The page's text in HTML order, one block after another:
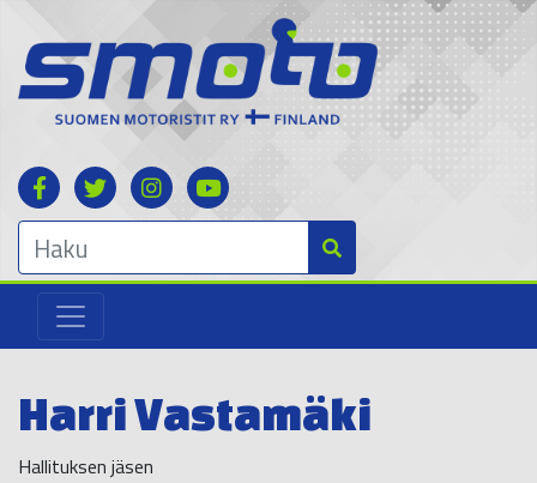
Harri Vastamäki
Hallituksen jäsen